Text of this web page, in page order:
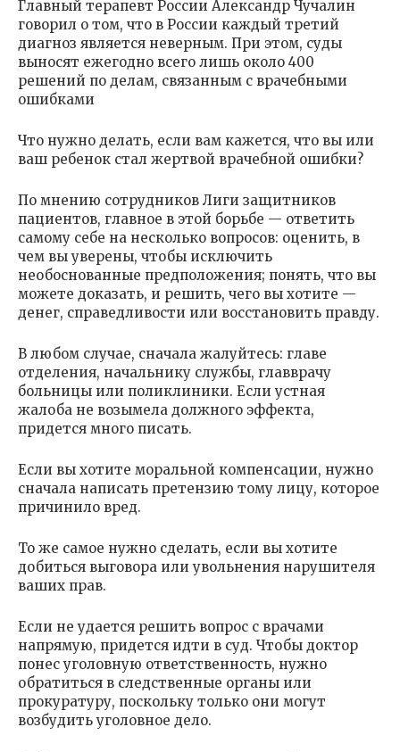
Главный терапевт России Александр Чучалин
говорил о том, что в России каждый третий
диагноз является неверным. При этом, суды
выносят ежегодно всего лишь около 400
решений по делам, связанным с врачебными
ошибками
Что нужно делать, если вам кажется, что вы или
ваш ребенок стал жертвой врачебной ошибки?
По мнению сотрудников Лиги защитников
пациентов, главное в этой борьбе — ответить
самому себе на несколько вопросов: оценить, в
чем вы уверены, чтобы исключить
необоснованные предположения; понять, что вы
можете доказать, и решить, чего вы хотите —
денег, справедливости или восстановить правду.
В любом случае, сначала жалуйтесь: главе
отделения, начальнику службы, главврачу
больницы или поликлиники. Если устная
жалоба не возымела должного эффекта,
придется много писать.
Если вы хотите моральной компенсации, нужно
сначала написать претензию тому лицу, которое
причинило вред.
То же самое нужно сделать, если вы хотите
добиться выговора или увольнения нарушителя
ваших прав.
Если не удается решить вопрос с врачами
напрямую, придется идти в суд. Чтобы доктор
понес уголовную ответственность, нужно
обратиться в следственные органы или
прокуратуру, поскольку только они могут
возбудить уголовное дело.